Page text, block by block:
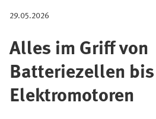
29.05.2026
Alles im Griff von
Batteriezellen bis
Elektromotoren